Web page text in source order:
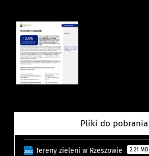
Pliki do pobrania
Tereny zieleni w Rzeszowie 2.21 MB